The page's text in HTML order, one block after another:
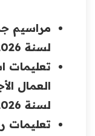
لسنة 2026 .
تعليمات
لسنة 2026 .